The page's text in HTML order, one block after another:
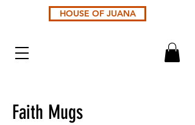
HOUSE OF JUANA
Faith Mugs